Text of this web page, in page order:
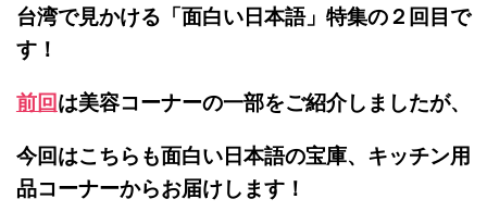
台湾で見かける「面白い日本語」特集の２回目で
す！
前回は美容コーナーの一部をご紹介しましたが、
今回はこちらも面白い日本語の宝庫、キッチン用
品コーナーからお届けします！